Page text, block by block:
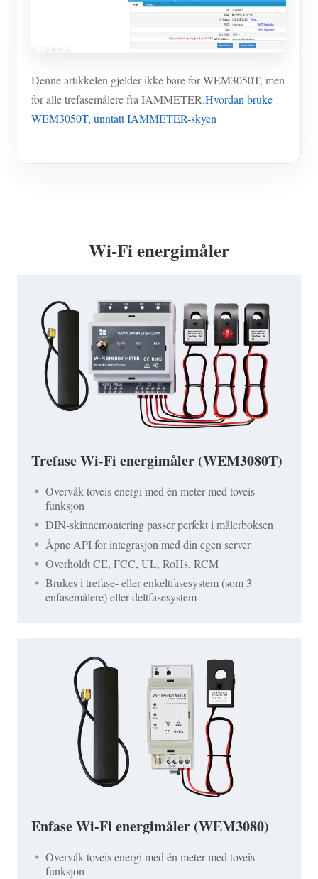
Denne artikkelen gjelder ikke bare for WEM3050T, men
for alle trefasemålere fra IAMMETER.Hvordan bruke
WEM3050T, unntatt IAMMETER-skyen
Wi-Fi energimåler
Trefase Wi-Fi energimåler (WEM3080T)
Overvåk toveis energi med én meter med toveis
funksjon
DIN-skinnemontering passer perfekt i målerboksen
Åpne API for integrasjon med din egen server
Overholdt CE, FCC, UL, RoHs, RCM
Brukes i trefase- eller enkeltfasesystem (som 3
enfasemålere) eller deltfasesystem
Enfase Wi-Fi energimåler (WEM3080)
Overvåk toveis energi med én meter med toveis
funksjon